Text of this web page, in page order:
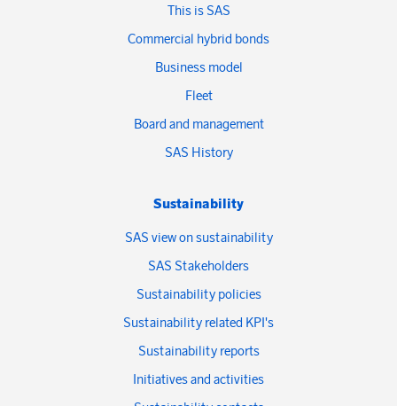
This is SAS
Commercial hybrid bonds
Business model
Fleet
Board and management
SAS History
Sustainability
SAS view on sustainability
SAS Stakeholders
Sustainability policies
Sustainability related KPI's
Sustainability reports
Initiatives and activities